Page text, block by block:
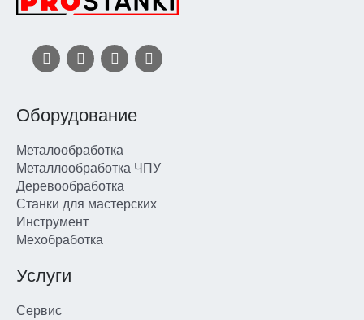
Оборудование
Металообработка
Металлообработка ЧПУ
Деревообработка
Станки для мастерских
Инструмент
Мехобработка
Услуги
Сервис